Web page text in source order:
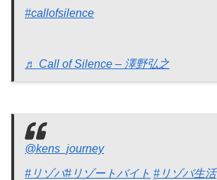
#callofsilence
♬ Call of Silence – 澤野弘之
@kens_journey
#リゾバ#リゾートバイト #リゾバ生活